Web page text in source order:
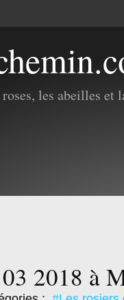
les abeilles et
2018 à